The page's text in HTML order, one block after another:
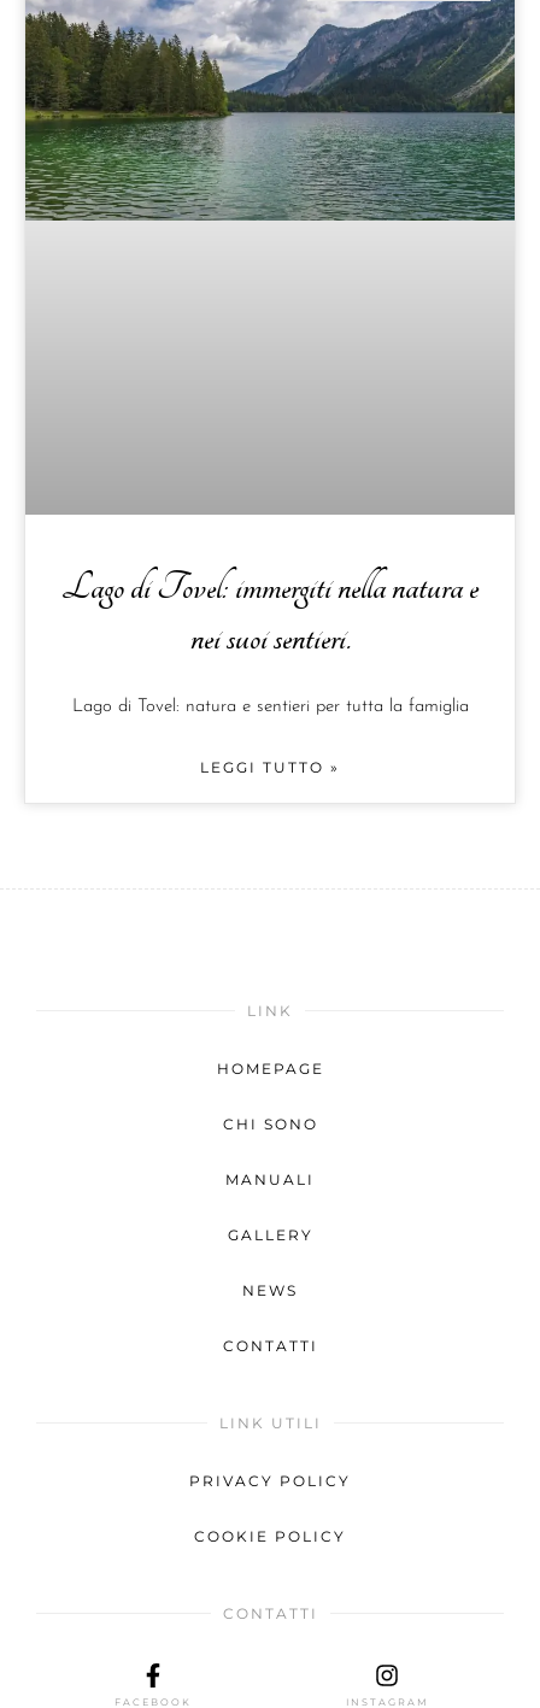
Lago di Tovel: immergiti nella natura e
nei suoi sentieri.
Lago di Tovel: natura e sentieri per tutta la famiglia
LEGGI TUTTO »
LINK
HOMEPAGE
CHI SONO
MANUALI
GALLERY
NEWS
CONTATTI
LINK UTILI
PRIVACY POLICY
COOKIE POLICY
CONTATTI
FACEBOOK INSTAGRAM